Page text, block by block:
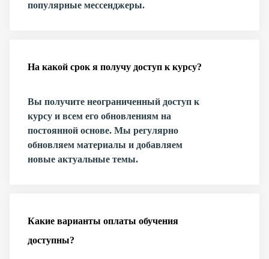
популярные мессенджеры.
На какой срок я получу доступ к курсу?
Вы получите неограниченный доступ к
курсу и всем его обновлениям на
постоянной основе. Мы регулярно
обновляем материалы и добавляем
новые актуальные темы.
Какие варианты оплаты обучения
доступны?